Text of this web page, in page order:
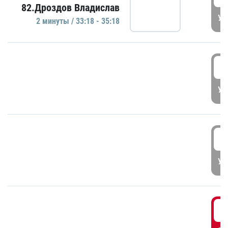
82.Дроздов Владислав
2 минуты / 33:18 - 35:18